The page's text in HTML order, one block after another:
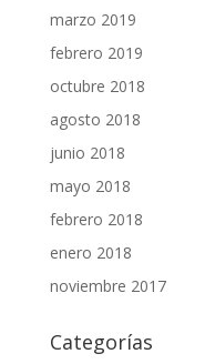
marzo 2019
febrero 2019
octubre 2018
agosto 2018
junio 2018
mayo 2018
febrero 2018
enero 2018
noviembre 2017
Categorías